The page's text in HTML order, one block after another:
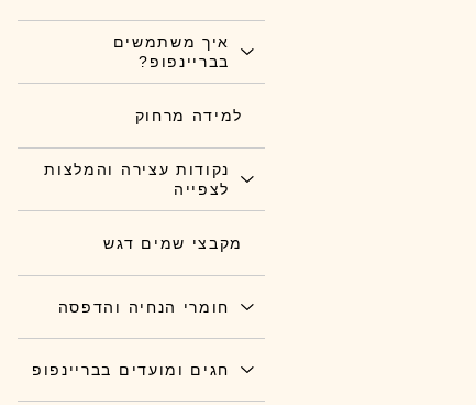
איך משתמשים
בבריינפופ?
למידה מרחוק
נקודות עצירה והמלצות
לצפייה
מקבצי שמים דגש
חומרי הנחיה והדפסה
חגים ומועדים בבריינפופ